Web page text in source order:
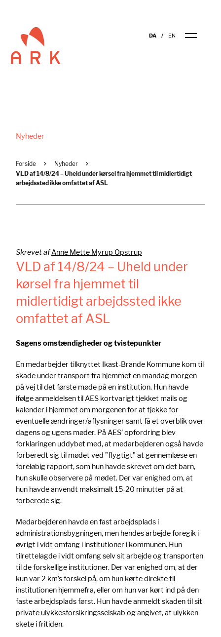
DA EN
Nyheder
Forside
Nyheder
VLD af 14/8/24 – Uheld under kørsel fra hjemmet til midlertidigt
arbejdssted ikke omfattet af ASL
Skrevet afAnne Mette Myrup Opstrup
VLD af 14/8/24 – Uheld under
kørsel fra hjemmet til
midlertidigt arbejdssted ikke
omfattet af ASL
Sagens omstændigheder og tvistepunkter
En medarbejder tilknyttet Ikast-Brande Kommune kom til
skade under transport fra hjemmet en mandag morgen
på vej til det første møde på en institution. Hun havde
ifølge anmeldelsen til AES kortvarigt tjekket mails og
kalender i hjemmet om morgenen for at tjekke for
eventuelle ændringer/aflysninger samt få et overblik over
dagens og ugens møder. På AES’ opfordring blev
forklaringen uddybet med, at medarbejderen også havde
forberedt sig til mødet ved ”flygtigt” at gennemlæse en
foreløbig rapport, som hun havde skrevet om det barn,
hun skulle observere på mødet. Der var enighed om, at
hun havde anvendt maksimalt 15-20 minutter på at
forberede sig.
Medarbejderen havde en fast arbejdsplads i
administrationsbygningen, men hendes arbejde foregik i
øvrigt i vidt omfang i institutioner i kommunen. Hun
tilrettelagde i vidt omfang selv sit arbejde og transporten
til de forskellige institutioner. Der var enighed om, at der
kun var 2 km’s forskel på, om hun kørte direkte til
institutionen hjemmefra, eller om hun var kørt ind på den
faste arbejdsplads først. Hun havde anmeldt skaden til sit
private ulykkesforsikringsselskab og angivet, at ulykken
skete i fritiden.